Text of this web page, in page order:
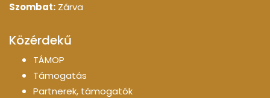
Szombat: Zárva
Közérdekű
TÁMOP
Támogatás
Partnerek, támogatók